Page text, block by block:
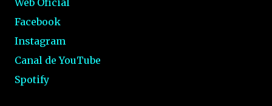
Facebook
Instagram
Canal de YouTube
Spotify